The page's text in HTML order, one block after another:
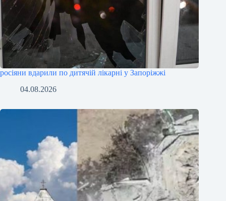
росіяни вдарили по дитячій лікарні у Запоріжжі
04.08.2026